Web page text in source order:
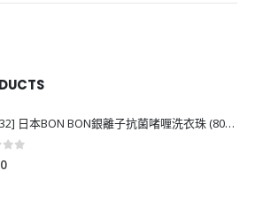
[J206232] 日本BON BON銀離子抗菌啫喱洗衣珠 (80粒)
of 5